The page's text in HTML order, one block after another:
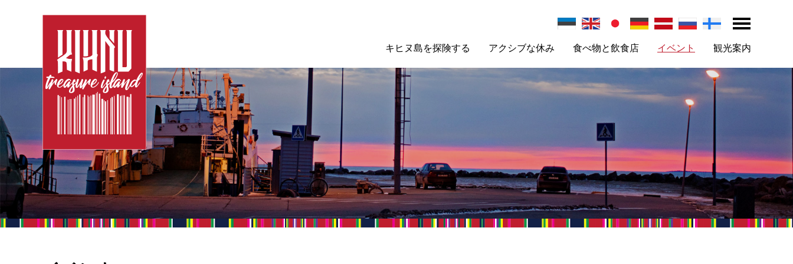
キヒヌ島を探険する アクシブな休み 食べ物と飲食店 イベント 観光案内